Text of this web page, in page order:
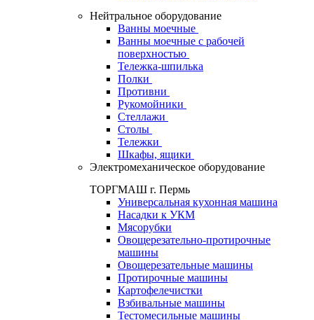
Нейтральное оборудование
Ванны моечные
Ванны моечные с рабочей
поверхностью
Тележка-шпилька
Полки
Противни
Рукомойники
Стеллажи
Столы
Тележки
Шкафы, ящики
Электромеханическое оборудование
ТОРГМАШ г. Пермь
Универсальная кухонная машина
Насадки к УКМ
Мясорубки
Овощерезательно-протирочные
машины
Овощерезательные машины
Протирочные машины
Картофелечистки
Взбивальные машины
Тестомесильные машины